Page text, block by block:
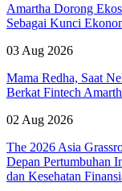
Amartha Dorong
Sebagai Kunci
03 Aug 2026
Mama Redha, Saat
Berkat Fintech
02 Aug 2026
The 2026 Asia
Depan Pertumbuhan
dan Kesehatan